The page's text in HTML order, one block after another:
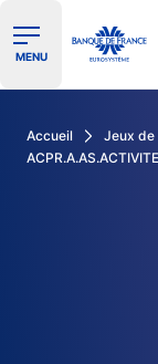
Ouvrir le
MENU
Accueil Jeux de